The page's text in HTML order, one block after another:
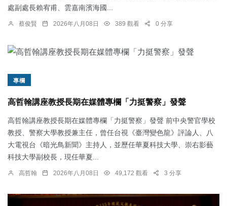
處副處長賴宥甫、雲嘉南濱海國...
蔡俊賢 2026年八月08日 389 觀看 0 分享
專欄
高哲翰講座教授長期在媒體專欄「力挺警察」發聲
高哲翰講座教授長期在媒體專欄「力挺警察」發聲 前中央警官學校
教授、警察大學教授兼主任，曾任台視《臺灣變色龍》評論人、八
大電視台《暗光鳥新聞》主持人，並歷任華夏科技大學、崇右影藝
科技大學副校長，現任華夏...
高哲翰 2026年八月08日 49,172 觀看 3 分享